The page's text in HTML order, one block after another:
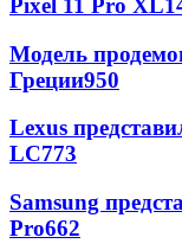
Pixel 11 Pro XL
Модель
Греции950
Lexus
LC773
Samsung
Pro662